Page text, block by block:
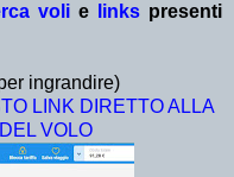
voli e links presenti
ingrandire)
LINK DIRETTO ALLA
VOLO